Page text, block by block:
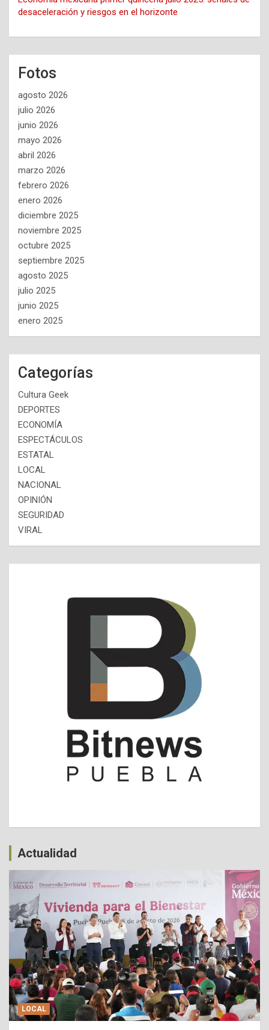
desaceleración y riesgos en el horizonte
Fotos
agosto 2026
julio 2026
junio 2026
mayo 2026
abril 2026
marzo 2026
febrero 2026
enero 2026
diciembre 2025
noviembre 2025
octubre 2025
septiembre 2025
agosto 2025
julio 2025
junio 2025
enero 2025
Categorías
Cultura Geek
DEPORTES
ECONOMÍA
ESPECTÁCULOS
ESTATAL
LOCAL
NACIONAL
OPINIÓN
SEGURIDAD
VIRAL
Actualidad
LOCAL